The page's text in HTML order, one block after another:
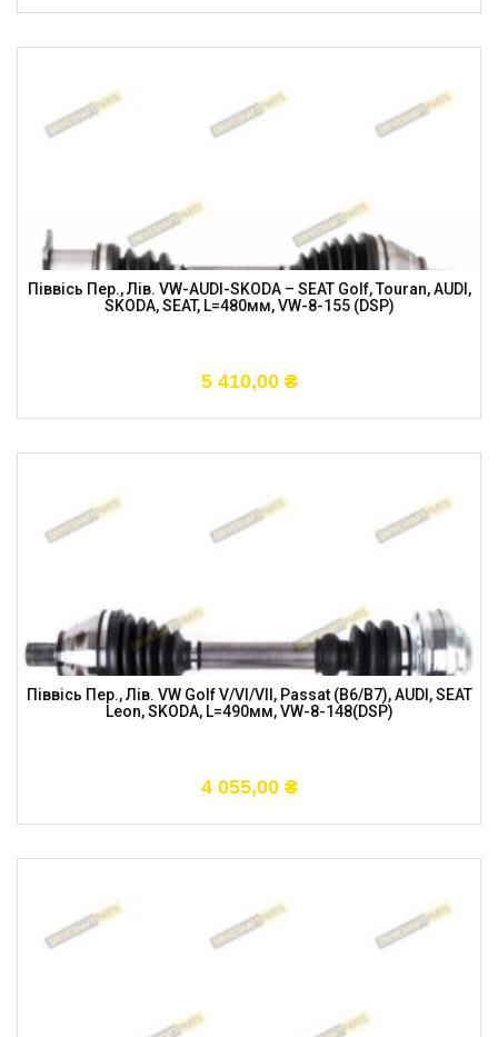
Піввісь Пер., Лів. VW-AUDI-SKODA – SEAT Golf, Touran, AUDI,
SKODA, SEAT, L=480мм, VW-8-155 (DSP)
5 410,00 ₴
Піввісь Пер., Лів. VW Golf V/VI/VII, Passat (B6/B7), AUDI, SEAT
Leon, SKODA, L=490мм, VW-8-148(DSP)
4 055,00 ₴